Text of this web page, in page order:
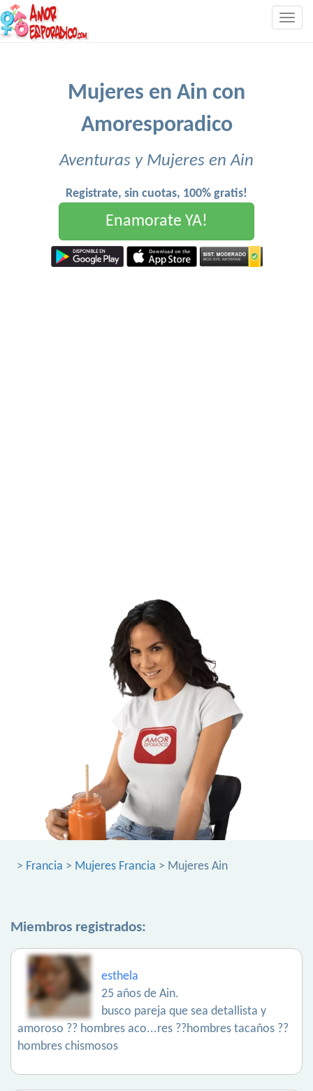
Mujeres en Ain con
Amoresporadico
Aventuras y Mujeres en Ain
Registrate, sin cuotas, 100% gratis!
Enamorate YA!
> Francia > Mujeres Francia > Mujeres Ain
Miembros registrados:
esthela
25 años de Ain.
busco pareja que sea detallista y
amoroso ?? hombres aco...res ??hombres tacaños ??
hombres chismosos